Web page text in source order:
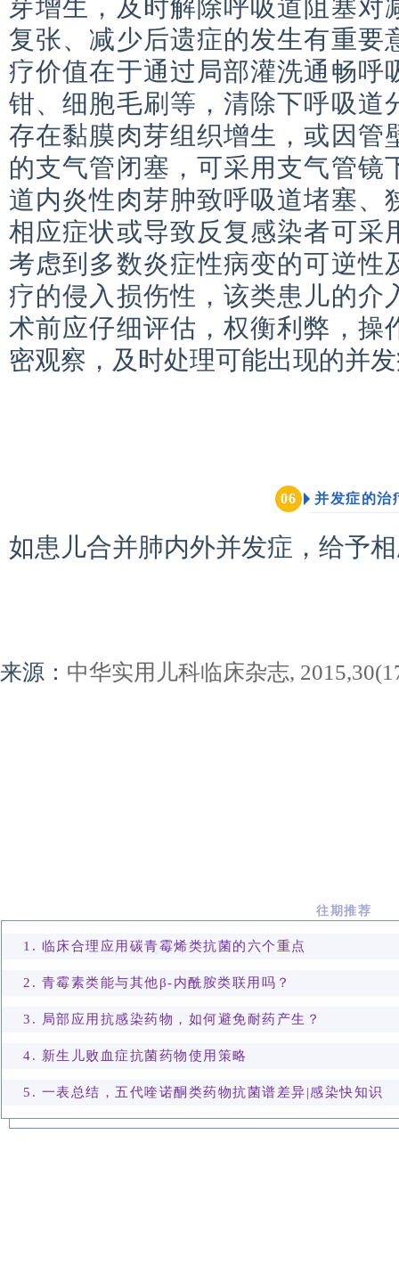
芽增生，及时解除呼吸道阻塞对
复张、减少后遗症的发生有重要
疗价值在于通过局部灌洗通畅呼
钳、细胞毛刷等，清除下呼吸道
存在黏膜肉芽组织增生，或因管
的支气管闭塞，可采用支气管镜
道内炎性肉芽肿致呼吸道堵塞、
相应症状或导致反复感染者可采
考虑到多数炎症性病变的可逆性
疗的侵入损伤性，该类患儿的介
术前应仔细评估，权衡利弊，操
密观察，及时处理可能出现的并
06 并发症的治
如患儿合并肺内外并发症，给予
来源： 中华实用儿科临床杂志,
往期推荐
1. 临床合理应用碳青霉烯类抗菌的六个重点
2. 青霉素类能与其他β-内酰胺类联用吗？
3. 局部应用抗感染药物，如何避免耐药产生？
4. 新生儿败血症抗菌药物使用策略
5. 一表总结，五代喹诺酮类药物抗菌谱差异|感染快知识